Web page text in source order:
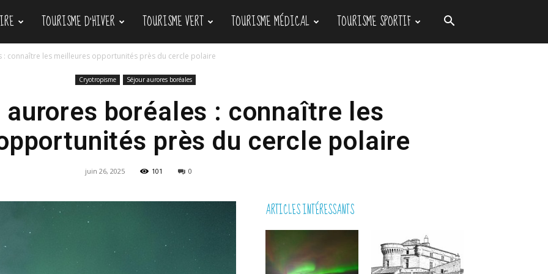
TOURISME D’HIVER TOURISME VERT TOURISME MÉDICAL TOURISME SPORTIF
connaître les meilleures opportunités près du cercle polaire
Cryotropisme Séjour aurores boréales
aurores boréales : connaître les
près du cercle polaire
juin 26, 2025 101 0
ARTICLES INTÉRESSANTS